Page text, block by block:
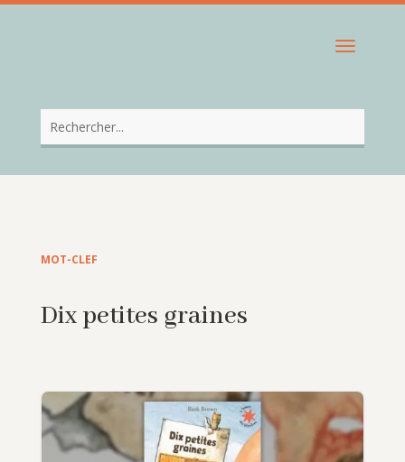
MOT-CLEF
Dix petites graines